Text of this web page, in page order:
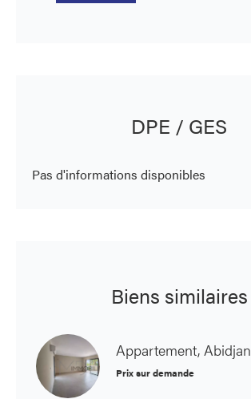
DPE / GES
Pas d'informations disponibles
Biens similaires
Appartement, Abidjan
Prix sur demande